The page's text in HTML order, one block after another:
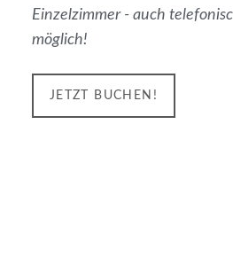
Einzelzimmer - auch
möglich!
JETZT BUCHEN!